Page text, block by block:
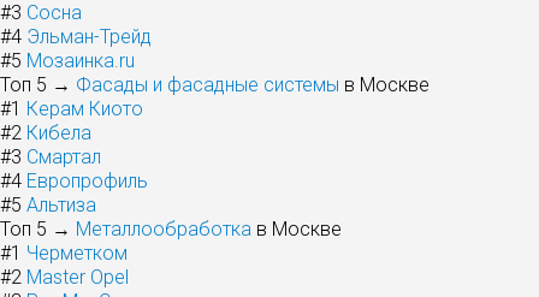
#3 Сосна
#4 Эльман-Трейд
#5 Мозаинка.ru
Топ 5 → Фасады и фасадные системы в Москве
#1 Керам Киото
#2 Кибела
#3 Смартал
#4 Европрофиль
#5 Альтиза
Топ 5 → Металлообработка в Москве
#1 Черметком
#2 Master Opel